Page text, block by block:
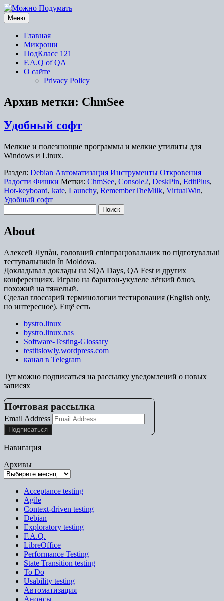
Перейти
к
содержимому
Меню
Главная
Микроши
ПодКласс 121
F.A.Q of QA
О сайте
Privacy Policy
Архив метки: ChmSee
Удобный софт
Мелкие и полезнющие программы и мелкие утилиты для
Windows и Linux.
Раздел: Debian Автоматизация Инструменты Откровения
Радости Фишки Метки: ChmSee, Console2, DeskPin, EditPlus,
Hot-keyboard, kate, Launchy, RememberTheMilk, VirtualWin,
Удобный софт
About
Алексей Лупàн, головний спiвпрацювальник по підготувальні
тестувальників în Moldova.
Докладывал доклады на SQA Days, QA Fest и других
конференциях. Играю на баритон-укулеле лёгкий блюз,
похожий на тяжелый.
Сделал глоссарий терминологии тестирования (English only,
но интересное). Ещё есть
bystro.linux
bystro.linux.nas
Software-Testing-Glossary
testitslowly.wordpress.com
канал в Telegram
Тут можно подписаться на рассылку уведомлений о новых
записях
Почтовая рассылка
Email Address
Навигация
Архивы
Acceptance testing
Agile
Context-driven testing
Debian
Exploratory testing
F.A.Q.
LibreOffice
Performance Testing
State Transition testing
To Do
Usability testing
Автоматизация
Анонсы